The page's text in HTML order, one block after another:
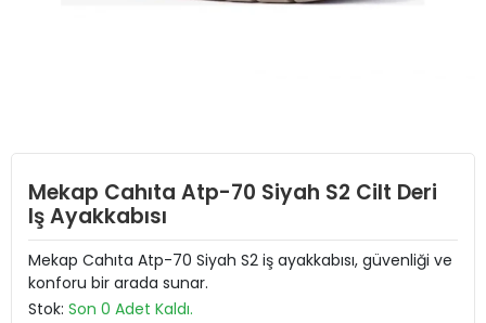
Mekap Cahıta Atp-70 Siyah S2 Cilt Deri
Iş Ayakkabısı
Mekap Cahıta Atp-70 Siyah S2 iş ayakkabısı, güvenliği ve
konforu bir arada sunar.
Stok: Son 0 Adet Kaldı.